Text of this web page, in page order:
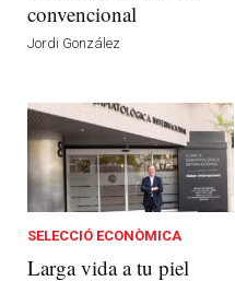
convencional
Jordi González
SELECCIÓ ECONÒMICA
Larga vida a tu piel